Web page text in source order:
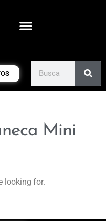
Mini
looking for.